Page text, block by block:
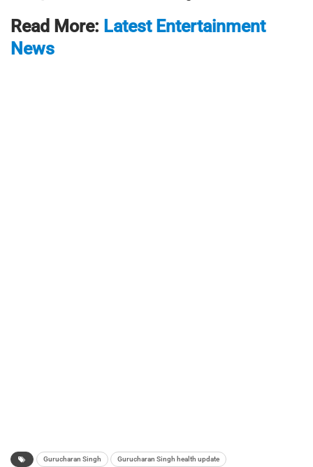
Read More: Latest Entertainment
News
Gurucharan Singh Gurucharan Singh health update